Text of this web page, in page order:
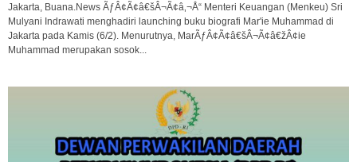
Jakarta, Buana.News ÃƒÂ¢Ã¢â€šÂ¬Ã¢â‚¬Å“ Menteri Keuangan (Menkeu) Sri
Mulyani Indrawati menghadiri launching buku biografi Mar'ie Muhammad di
Jakarta pada Kamis (6/2). Menurutnya, MarÃƒÂ¢Ã¢â€šÂ¬Ã¢â€žÂ¢ie
Muhammad merupakan sosok...